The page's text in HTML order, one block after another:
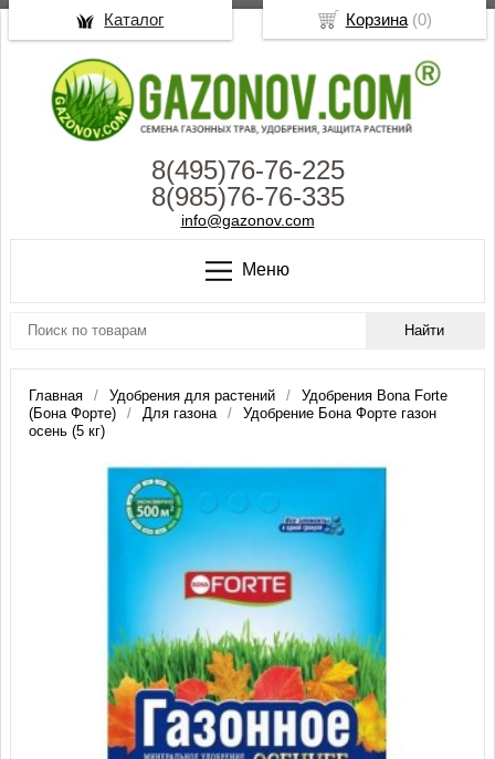
8(495)76-76-225
8(985)76-76-335
info@gazonov.com
Меню
Главная Удобрения для растений
Удобрения Bona Forte
(Бона Форте)
Для газона
Удобрение Бона Форте газон
осень (5 кг)
Корзина(0)
Каталог